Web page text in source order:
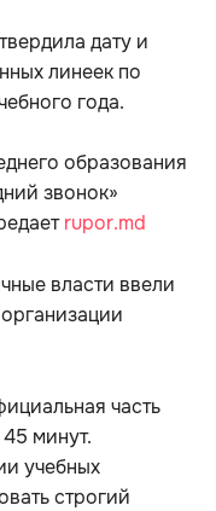
дату и
линеек по
года.
образования
звонок»
rupor.md
власти ввели
часть
минут.
учебных
строгий